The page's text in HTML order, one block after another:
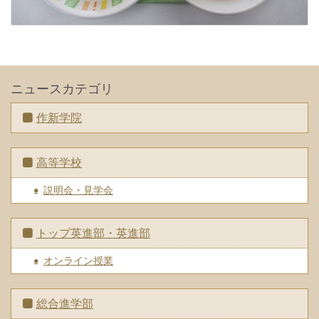
ニュースカテゴリ
作新学院
高等学校
説明会・見学会
トップ英進部・英進部
オンライン授業
総合進学部